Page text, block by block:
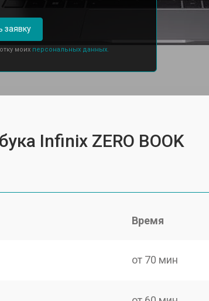
заявку
моих персональных данных.
Infinix ZERO BOOK
Время
от 70 мин